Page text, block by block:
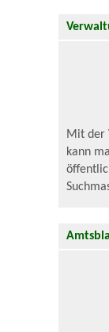
Mit der
kann